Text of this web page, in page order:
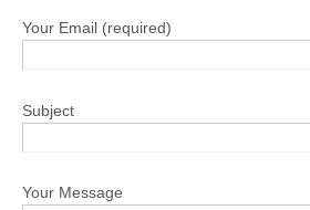
Your Email (required)
Subject
Your Message